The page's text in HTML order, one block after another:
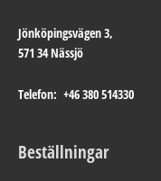
Jönköpingsvägen 3,
571 34 Nässjö
Telefon: +46 380 514330
Beställningar